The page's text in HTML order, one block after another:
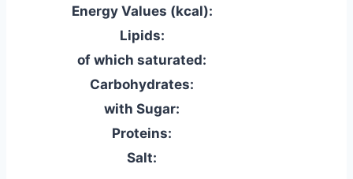
Energy Values (kcal):
Lipids:
of which saturated:
Carbohydrates:
with Sugar:
Proteins:
Salt: